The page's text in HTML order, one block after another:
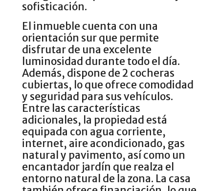
sofisticación.
El inmueble cuenta con una
orientación sur que permite
disfrutar de una excelente
luminosidad durante todo el día.
Además, dispone de 2 cocheras
cubiertas, lo que ofrece comodidad
y seguridad para sus vehículos.
Entre las características
adicionales, la propiedad está
equipada con agua corriente,
internet, aire acondicionado, gas
natural y pavimento, así como un
encantador jardín que realza el
entorno natural de la zona. La casa